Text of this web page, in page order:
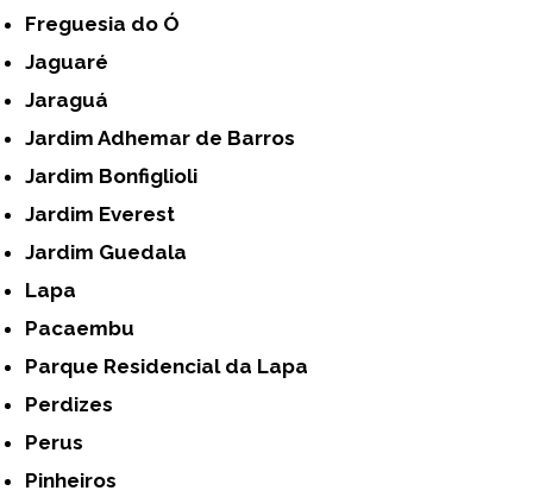
Freguesia do Ó
Jaguaré
Jaraguá
Jardim Adhemar de Barros
Jardim Bonfiglioli
Jardim Everest
Jardim Guedala
Lapa
Pacaembu
Parque Residencial da Lapa
Perdizes
Perus
Pinheiros